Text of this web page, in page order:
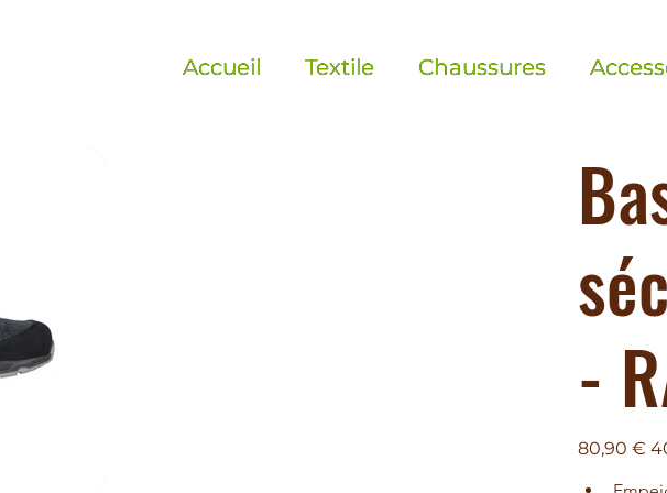
Accueil Textile Chaussures
-
Prix
d’origine
80,90 €
Prix